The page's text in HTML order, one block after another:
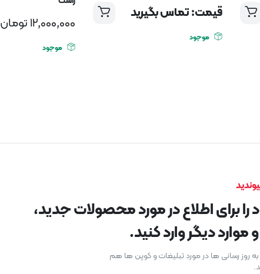
قیمت: تماس بگیرید
موجود
12,000,000 تومان
موجود
را برای اطلاع در مورد محصولات جدید،
دیگر وارد کنید.
به روز رسانی ها در مورد تبلیغات و کوپن ها هم